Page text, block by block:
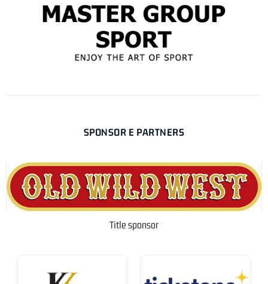
SPONSOR E PARTNERS
Title sponsor